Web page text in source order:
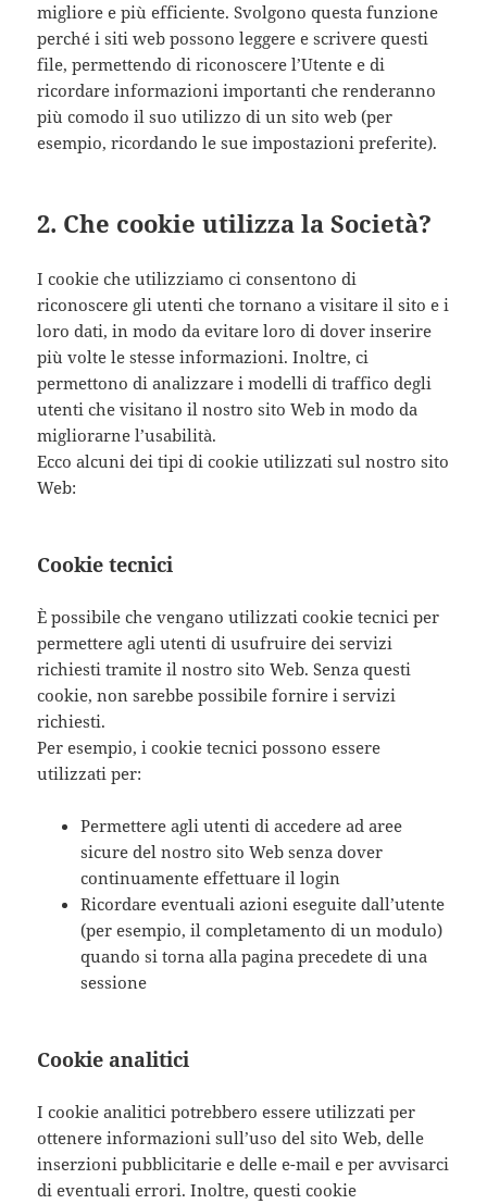
migliore e più efficiente. Svolgono questa funzione
perché i siti web possono leggere e scrivere questi
file, permettendo di riconoscere l’Utente e di
ricordare informazioni importanti che renderanno
più comodo il suo utilizzo di un sito web (per
esempio, ricordando le sue impostazioni preferite).
2. Che cookie utilizza la Società?
I cookie che utilizziamo ci consentono di
riconoscere gli utenti che tornano a visitare il sito e i
loro dati, in modo da evitare loro di dover inserire
più volte le stesse informazioni. Inoltre, ci
permettono di analizzare i modelli di traffico degli
utenti che visitano il nostro sito Web in modo da
migliorarne l’usabilità.
Ecco alcuni dei tipi di cookie utilizzati sul nostro sito
Web:
Cookie tecnici
È possibile che vengano utilizzati cookie tecnici per
permettere agli utenti di usufruire dei servizi
richiesti tramite il nostro sito Web. Senza questi
cookie, non sarebbe possibile fornire i servizi
richiesti.
Per esempio, i cookie tecnici possono essere
utilizzati per:
Permettere agli utenti di accedere ad aree
sicure del nostro sito Web senza dover
continuamente effettuare il login
Ricordare eventuali azioni eseguite dall’utente
(per esempio, il completamento di un modulo)
quando si torna alla pagina precedete di una
sessione
Cookie analitici
I cookie analitici potrebbero essere utilizzati per
ottenere informazioni sull’uso del sito Web, delle
inserzioni pubblicitarie e delle e-mail e per avvisarci
di eventuali errori. Inoltre, questi cookie